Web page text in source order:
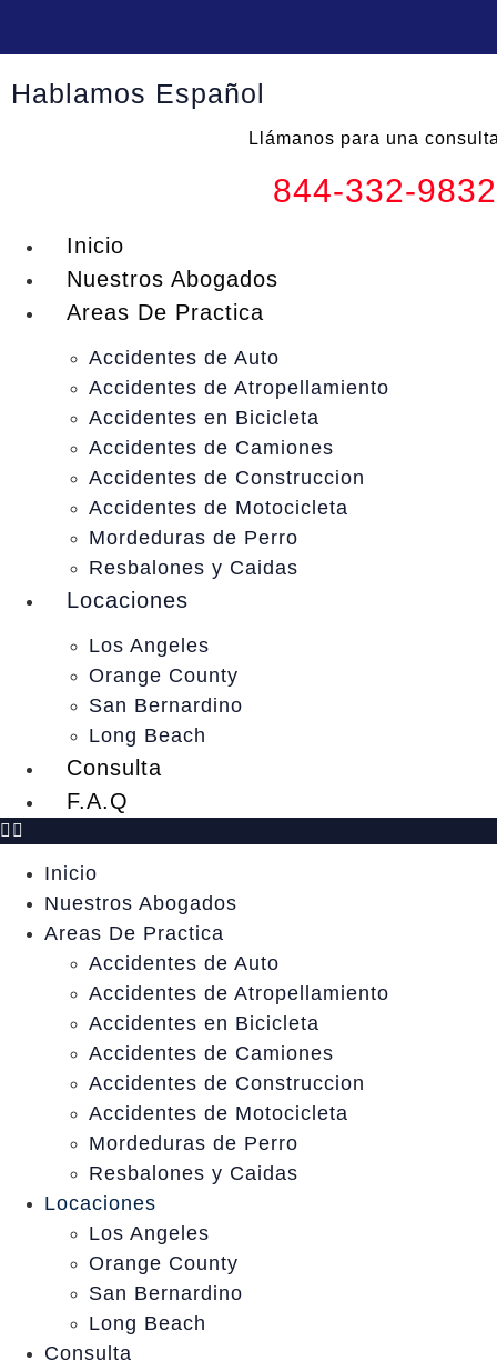
Hablamos Español
Llámanos para una
844-332-9832
Inicio
Nuestros Abogados
Areas De Practica
Accidentes de Auto
Accidentes de Atropellamiento
Accidentes en Bicicleta
Accidentes de Camiones
Accidentes de Construccion
Accidentes de Motocicleta
Mordeduras de Perro
Resbalones y Caidas
Locaciones
Los Angeles
Orange County
San Bernardino
Long Beach
Consulta
F.A.Q
Inicio
Nuestros Abogados
Areas De Practica
Accidentes de Auto
Accidentes de Atropellamiento
Accidentes en Bicicleta
Accidentes de Camiones
Accidentes de Construccion
Accidentes de Motocicleta
Mordeduras de Perro
Resbalones y Caidas
Locaciones
Los Angeles
Orange County
San Bernardino
Long Beach
Consulta